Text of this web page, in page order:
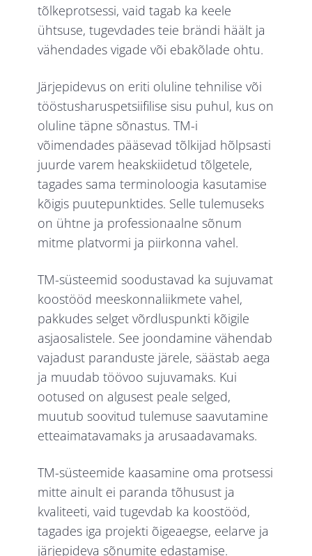
tõlkeprotsessi, vaid tagab ka keele
ühtsuse, tugevdades teie brändi häält ja
vähendades vigade või ebakõlade ohtu.
Järjepidevus on eriti oluline tehnilise või
tööstusharuspetsiifilise sisu puhul, kus on
oluline täpne sõnastus. TM-i
võimendades pääsevad tõlkijad hõlpsasti
juurde varem heakskiidetud tõlgetele,
tagades sama terminoloogia kasutamise
kõigis puutepunktides. Selle tulemuseks
on ühtne ja professionaalne sõnum
mitme platvormi ja piirkonna vahel.
TM-süsteemid soodustavad ka sujuvamat
koostööd meeskonnaliikmete vahel,
pakkudes selget võrdluspunkti kõigile
asjaosalistele. See joondamine vähendab
vajadust paranduste järele, säästab aega
ja muudab töövoo sujuvamaks. Kui
ootused on algusest peale selged,
muutub soovitud tulemuse saavutamine
etteaimatavamaks ja arusaadavamaks.
TM-süsteemide kaasamine oma protsessi
mitte ainult ei paranda tõhusust ja
kvaliteeti, vaid tugevdab ka koostööd,
tagades iga projekti õigeaegse, eelarve ja
järjepideva sõnumite edastamise.